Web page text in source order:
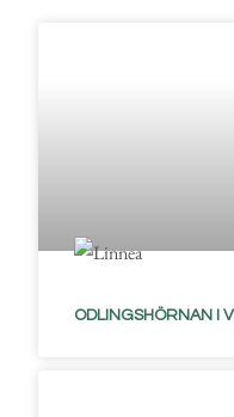
ODLINGSHÖRNAN I